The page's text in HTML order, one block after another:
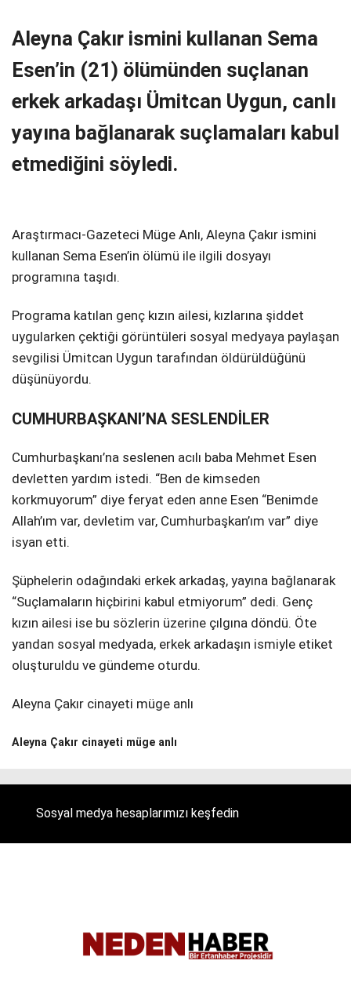
Aleyna Çakır ismini kullanan Sema
Esen’in (21) ölümünden suçlanan
erkek arkadaşı Ümitcan Uygun, canlı
yayına bağlanarak suçlamaları kabul
etmediğini söyledi.
Araştırmacı-Gazeteci Müge Anlı, Aleyna Çakır ismini
kullanan Sema Esen’in ölümü ile ilgili dosyayı
programına taşıdı.
Programa katılan genç kızın ailesi, kızlarına şiddet
uygularken çektiği görüntüleri sosyal medyaya paylaşan
sevgilisi Ümitcan Uygun tarafından öldürüldüğünü
düşünüyordu.
CUMHURBAŞKANI’NA SESLENDİLER
Cumhurbaşkanı’na seslenen acılı baba Mehmet Esen
devletten yardım istedi. “Ben de kimseden
korkmuyorum” diye feryat eden anne Esen “Benimde
Allah’ım var, devletim var, Cumhurbaşkan’ım var” diye
isyan etti.
Şüphelerin odağındaki erkek arkadaş, yayına bağlanarak
“Suçlamaların hiçbirini kabul etmiyorum” dedi. Genç
kızın ailesi ise bu sözlerin üzerine çılgına döndü. Öte
yandan sosyal medyada, erkek arkadaşın ismiyle etiket
oluşturuldu ve gündeme oturdu.
Aleyna Çakır cinayeti müge anlı
Aleyna Çakır cinayeti müge anlı
Sosyal medya hesaplarımızı keşfedin